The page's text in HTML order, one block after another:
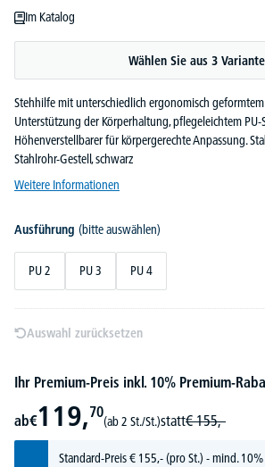
Im Katalog
Wählen Sie aus 3
Stehhilfe mit unterschiedlich ergonomisch
Unterstützung der Körperhaltung, pflegeleichtem PU-
Höhenverstellbarer für körpergerechte Anpassung.
Stahlrohr-Gestell, schwarz
Weitere Informationen
Ausführung (bitte auswählen)
PU 2 PU 3 PU 4
Auswahl zurücksetzen
Ihr Premium-Preis inkl. 10% Premium-
ab€119,70
(ab 2 St./St.)statt€ 155,-
Standard-Preis€ 155,-(pro St.) - mind.